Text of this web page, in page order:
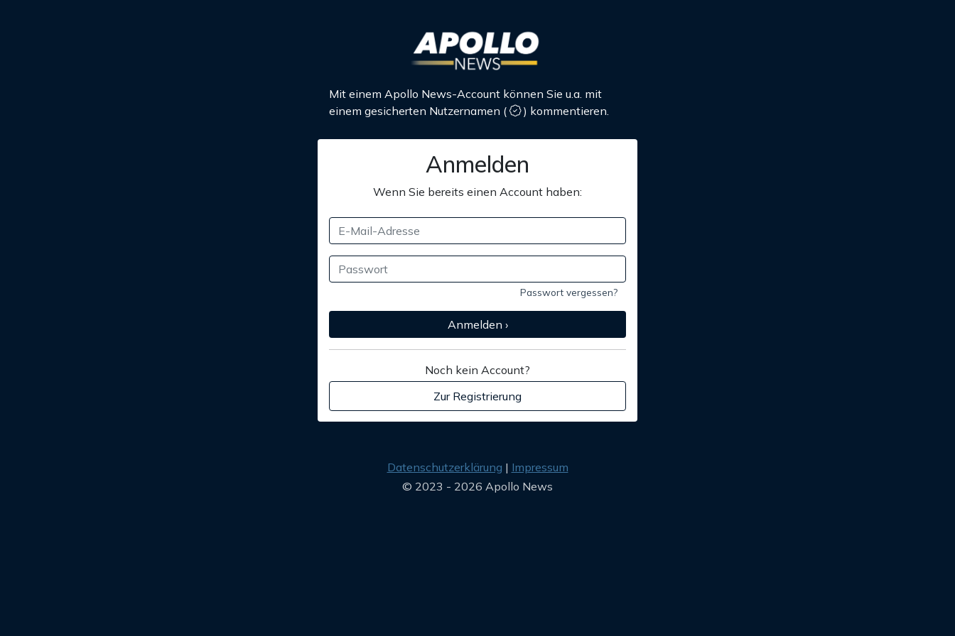
Mit einem Apollo News-Account können Sie u.a. mit
einem gesicherten Nutzernamen ( ) kommentieren.
Anmelden
Wenn Sie bereits einen Account haben:
Passwort vergessen?
Anmelden ›
Noch kein Account?
Zur Registrierung
Datenschutzerklärung
Impressum
© 2023 - 2026 Apollo News